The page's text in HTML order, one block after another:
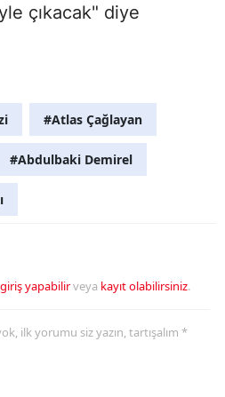
çıkacak" diye
#Atlas Çağlayan
#Abdulbaki Demirel
giriş yapabilirveya kayıt olabilirsiniz.
ilk yorumu siz yazın, tartışalım *